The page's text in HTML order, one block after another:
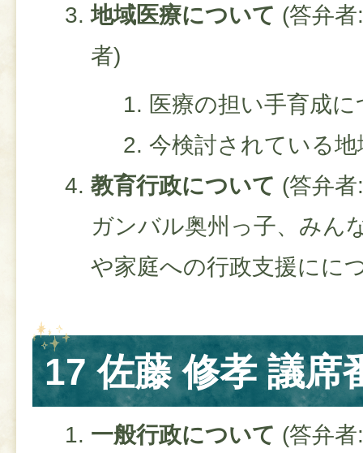
地域医療について (答弁
者)
医療の担い手育成
今検討されている
教育行政について (答弁
ガンバル奥州っ子、みん
や家庭への行政支援にに
17 佐藤 修孝 議席
一般行政について (答弁